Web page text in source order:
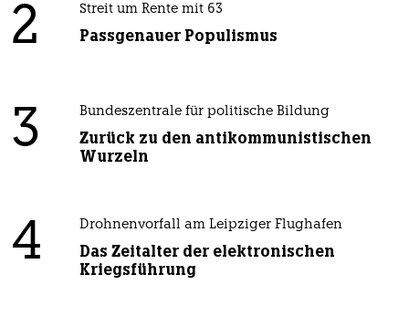
2 Streit um Rente mit 63
Passgenauer Populismus
3 Bundeszentrale für politische Bildung
Zurück zu den antikommunistischen
Wurzeln
4 Drohnenvorfall am Leipziger Flughafen
Das Zeitalter der elektronischen
Kriegsführung